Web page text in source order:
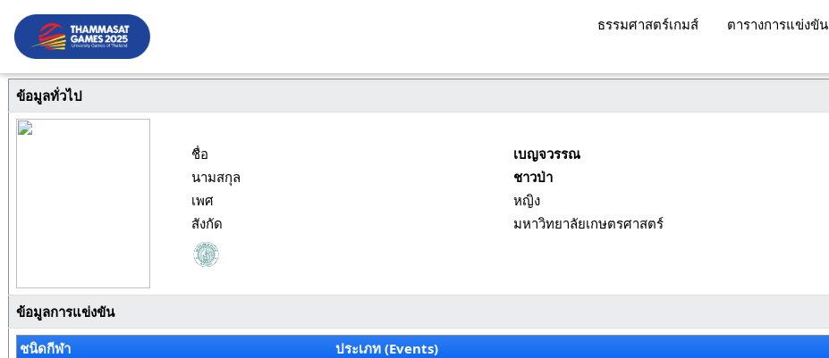
ธรรมศาสตร์เกมส์ ตารางการแข่งขัน
ข้อมูลทั่วไป
ชื่อ
เบญจวรรณ
นามสกุล
ชาวป่า
เพศ
หญิง
สังกัด
มหาวิทยาลัยเกษตรศาสตร์
ข้อมูลการแข่งขัน
ชนิดกีฬา
ประเภท (Events)